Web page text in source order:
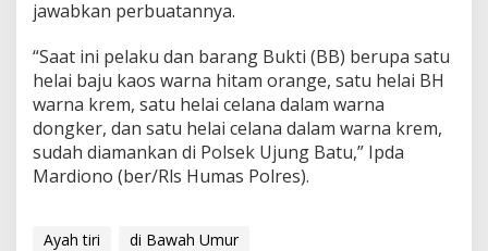
jawabkan perbuatannya.
“Saat ini pelaku dan barang Bukti (BB) berupa satu
helai baju kaos warna hitam orange, satu helai BH
warna krem, satu helai celana dalam warna
dongker, dan satu helai celana dalam warna krem,
sudah diamankan di Polsek Ujung Batu,” Ipda
Mardiono (ber/Rls Humas Polres).
Ayah tiri
di Bawah Umur